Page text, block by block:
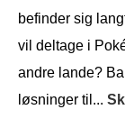
befinder sig
vil deltage i
andre lande?
løsninger til...